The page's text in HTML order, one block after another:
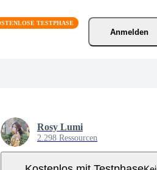
Anmelden
Rosy Lumi
2.298 Ressourcen